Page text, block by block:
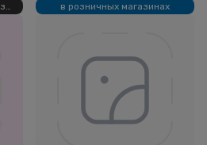
онлайн и в розничных магазинах в розничных магазинах